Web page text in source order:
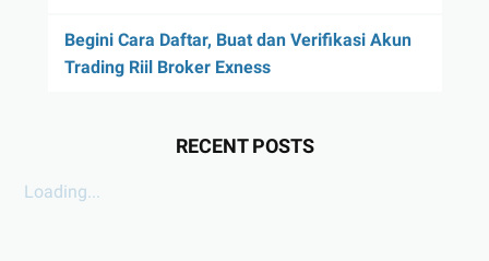
Begini Cara Daftar, Buat dan Verifikasi Akun
Trading Riil Broker Exness
RECENT POSTS
Loading...